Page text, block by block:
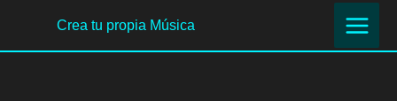
contenido
Crea tu propia Música